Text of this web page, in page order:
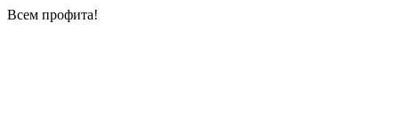
Всем профита!